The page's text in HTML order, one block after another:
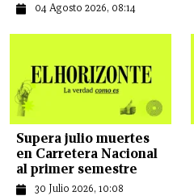
04 Agosto 2026, 08:14
Supera julio muertes
en Carretera Nacional
al primer semestre
30 Julio 2026, 10:08